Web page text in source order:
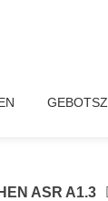
ASR A1.3